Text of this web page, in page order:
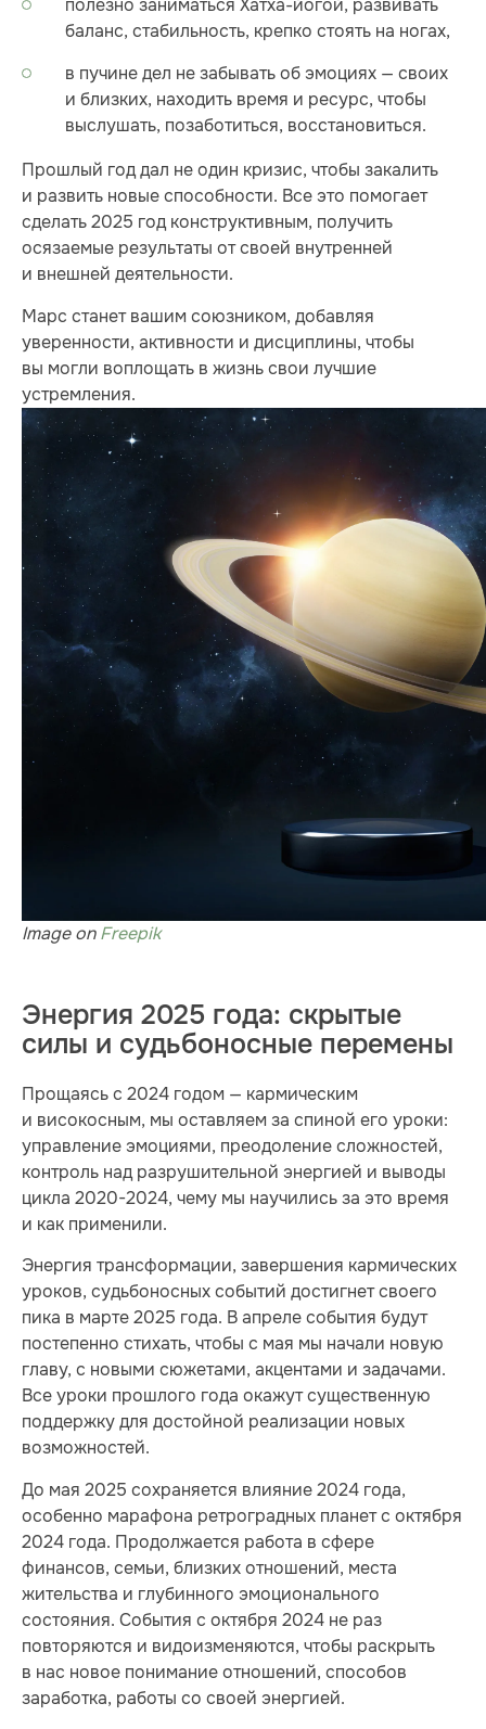
полезно заниматься Хатха-йогой, развивать
баланс, стабильность, крепко стоять на ногах,
в пучине дел не забывать об эмоциях — своих
и близких, находить время и ресурс, чтобы
выслушать, позаботиться, восстановиться.
Прошлый год дал не один кризис, чтобы закалить
и развить новые способности. Все это помогает
сделать 2025 год конструктивным, получить
осязаемые результаты от своей внутренней
и внешней деятельности.
Марс станет вашим союзником, добавляя
уверенности, активности и дисциплины, чтобы
вы могли воплощать в жизнь свои лучшие
устремления.
Image onFreepik
Энергия 2025 года: скрытые
силы и судьбоносные перемены
Прощаясь с 2024 годом — кармическим
и високосным, мы оставляем за спиной его уроки:
управление эмоциями, преодоление сложностей,
контроль над разрушительной энергией и выводы
цикла 2020-2024, чему мы научились за это время
и как применили.
Энергия трансформации, завершения кармических
уроков, судьбоносных событий достигнет своего
пика в марте 2025 года. В апреле события будут
постепенно стихать, чтобы с мая мы начали новую
главу, с новыми сюжетами, акцентами и задачами.
Все уроки прошлого года окажут существенную
поддержку для достойной реализации новых
возможностей.
До мая 2025 сохраняется влияние 2024 года,
особенно марафона ретроградных планет с октября
2024 года. Продолжается работа в сфере
финансов, семьи, близких отношений, места
жительства и глубинного эмоционального
состояния. События с октября 2024 не раз
повторяются и видоизменяются, чтобы раскрыть
в нас новое понимание отношений, способов
заработка, работы со своей энергией.